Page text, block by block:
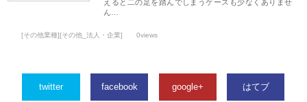
えると二の足を踏んでしまうケースも少なくありませ
ん…
[その他業種][その他_法人・企業] 0views
twitter facebook google+ はてブ